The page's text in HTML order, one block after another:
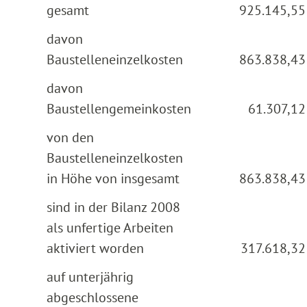
gesamt
925.145,55
davon
Baustelleneinzelkosten
davon
Baustellengemeinkosten
von den
Baustelleneinzelkosten
in Höhe von insgesamt
sind in der Bilanz 2008
als unfertige Arbeiten
aktiviert worden
auf unterjährig
abgeschlossene